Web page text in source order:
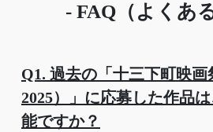
- FAQ（よくあ
Q1. 過去の「十三下町映画
2025）」に応募した作品
能ですか？